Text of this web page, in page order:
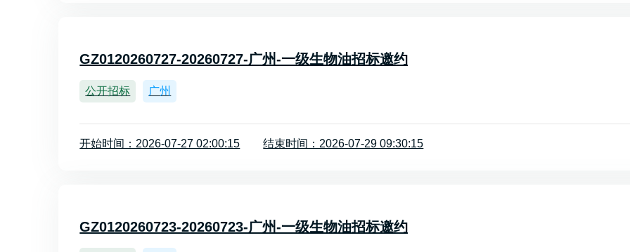
GZ0120260727-20260727-广州-一级生物油招标邀约
公开招标 广州
开始时间：2026-07-27 02:00:15 结束时间：2026-07-29 09:30:15
GZ0120260723-20260723-广州-一级生物油招标邀约